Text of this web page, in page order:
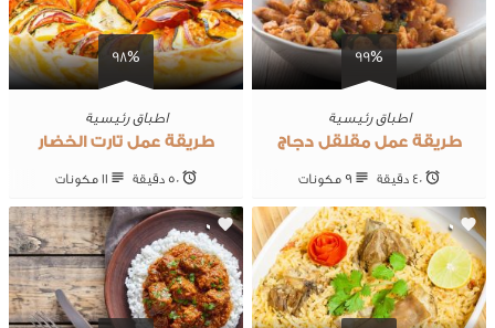
99%
اطباق رئيسية
طريقة عمل مقلقل دجاج
40 ‎دقيقة 9 ‎مكونات
98%
اطباق رئيسية
طريقة عمل تارت الخضار
50 ‎دقيقة 11 ‎مكونات
0
0